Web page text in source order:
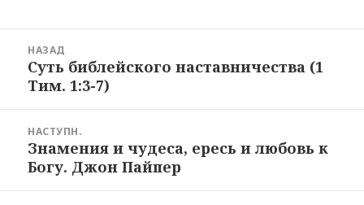
записів
НАЗАД
Попередній
запис:
Суть библейского наставничества (1
Тим. 1:3-7)
НАСТУПН.
Наступний
запис:
Знамения и чудеса, ересь и любовь к
Богу. Джон Пайпер